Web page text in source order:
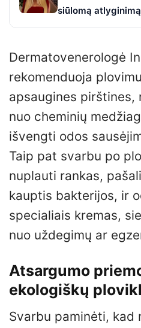
siūlomą
Dermatovenerologė
rekomenduoja
apsaugines pirštines,
nuo cheminių
išvengti odos
Taip pat svarbu po
nuplauti rankas,
kauptis bakterijos, ir
specialiais kremas,
nuo uždegimų ar
Atsargumo
ekologiškų
Svarbu paminėti, kad